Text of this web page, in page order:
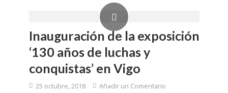
Inauguración de la exposición
‘130 años de luchas y
conquistas’ en Vigo
25 octubre, 2018 Añadir un Comentario